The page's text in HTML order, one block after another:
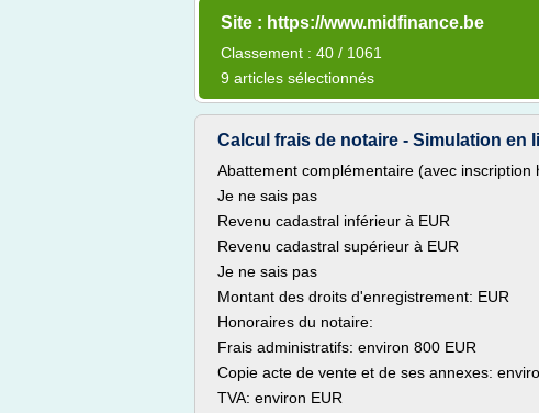
Site : https://www.midfinance.be
Classement : 40 / 1061
9 articles sélectionnés
Calcul frais de notaire - Simulation en
Abattement complémentaire (avec inscription
Je ne sais pas
Revenu cadastral inférieur à EUR
Revenu cadastral supérieur à EUR
Je ne sais pas
Montant des droits d'enregistrement: EUR
Honoraires du notaire:
Frais administratifs: environ 800 EUR
Copie acte de vente et de ses annexes:
TVA: environ EUR